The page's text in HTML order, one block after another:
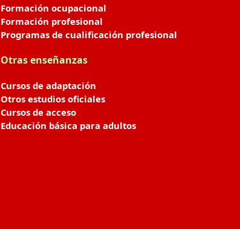
Formación ocupacional
Formación profesional
Programas de cualificación profesional
Otras enseñanzas
Cursos de adaptación
Otros estudios oficiales
Cursos de acceso
Educación básica para adultos